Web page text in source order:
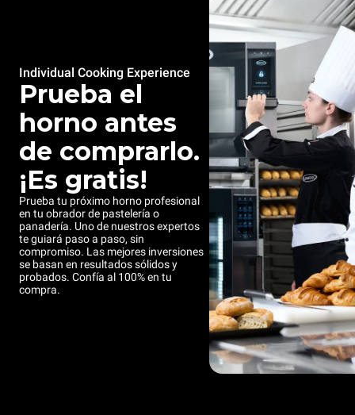
Individual Cooking Experience
Prueba el
horno antes
de comprarlo.
¡Es gratis!
Prueba tu próximo horno profesional
en tu obrador de pastelería o
panadería. Uno de nuestros expertos
te guiará paso a paso, sin
compromiso. Las mejores inversiones
se basan en resultados sólidos y
probados. Confía al 100% en tu
compra.